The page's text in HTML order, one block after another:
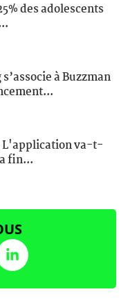
des adolescents
à Buzzman
L'application va-t-
fin...